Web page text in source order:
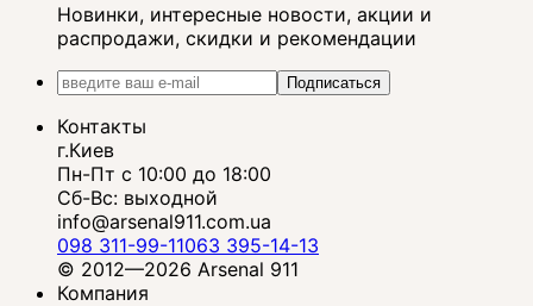
Новинки, интересные новости, акции и
распродажи, скидки и рекомендации
Подписаться
Контакты
г.Киев
Пн-Пт с 10:00 до 18:00
Сб-Вс: выходной
info@arsenal911.com.ua
098 311-99-11063 395-14-13
© 2012—2026 Arsenal 911
Компания